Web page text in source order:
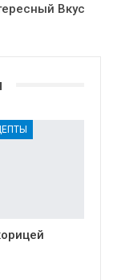
Вкус